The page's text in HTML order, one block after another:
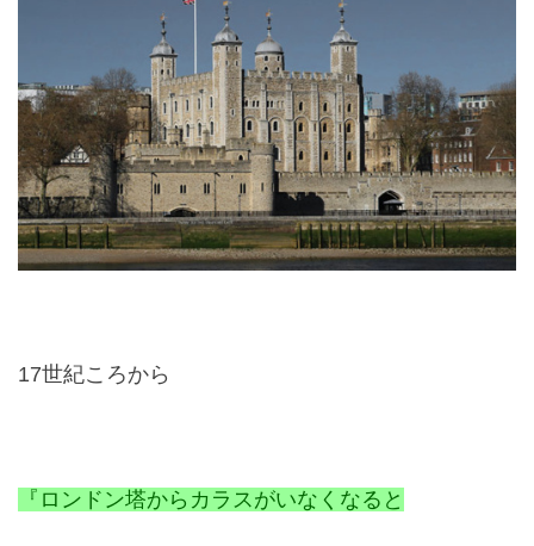
17世紀ころから
『ロンドン塔からカラスがいなくなると